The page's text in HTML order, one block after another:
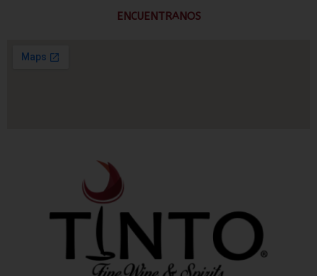
ENCUENTRANOS